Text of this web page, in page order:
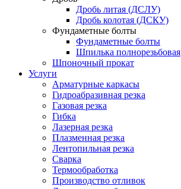
Дробь литая (ДСЛУ)
Дробь колотая (ДСКУ)
Фундаметные болты
Фундаметные болты
Шпилька полнорезьбовая
Шпоночный прокат
Услуги
Арматурные каркасы
Гидроабразивная резка
Газовая резка
Гибка
Лазерная резка
Плазменная резка
Лентопильная резка
Сварка
Термообработка
Производство отливок